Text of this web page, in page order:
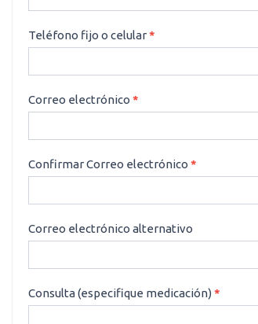
Teléfono fijo o celular*
Correo electrónico*
Confirmar Correo electrónico*
Correo electrónico alternativo
Consulta (especifique medicación)*